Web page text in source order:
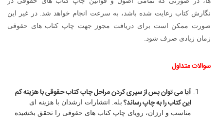
نگارش کتاب رعایت شده باشد، به سرعت انجام خواهد شد. در غیر این
صورت ممکن است برای دریافت مجوز جهت چاپ کتاب های حقوقی
زمان زیادی صرف شود.
سوالات متداول
آیا می توان پس از سپری کردن مراحل چاپ کتاب حقوقی با هزینه کم
این کتاب را به چاپ رساند؟ بله. انتشارات ارشدان با هزینه ای
مناسب و ارزان، رویای چاپ کتاب های حقوقی را تحقق بخشیده